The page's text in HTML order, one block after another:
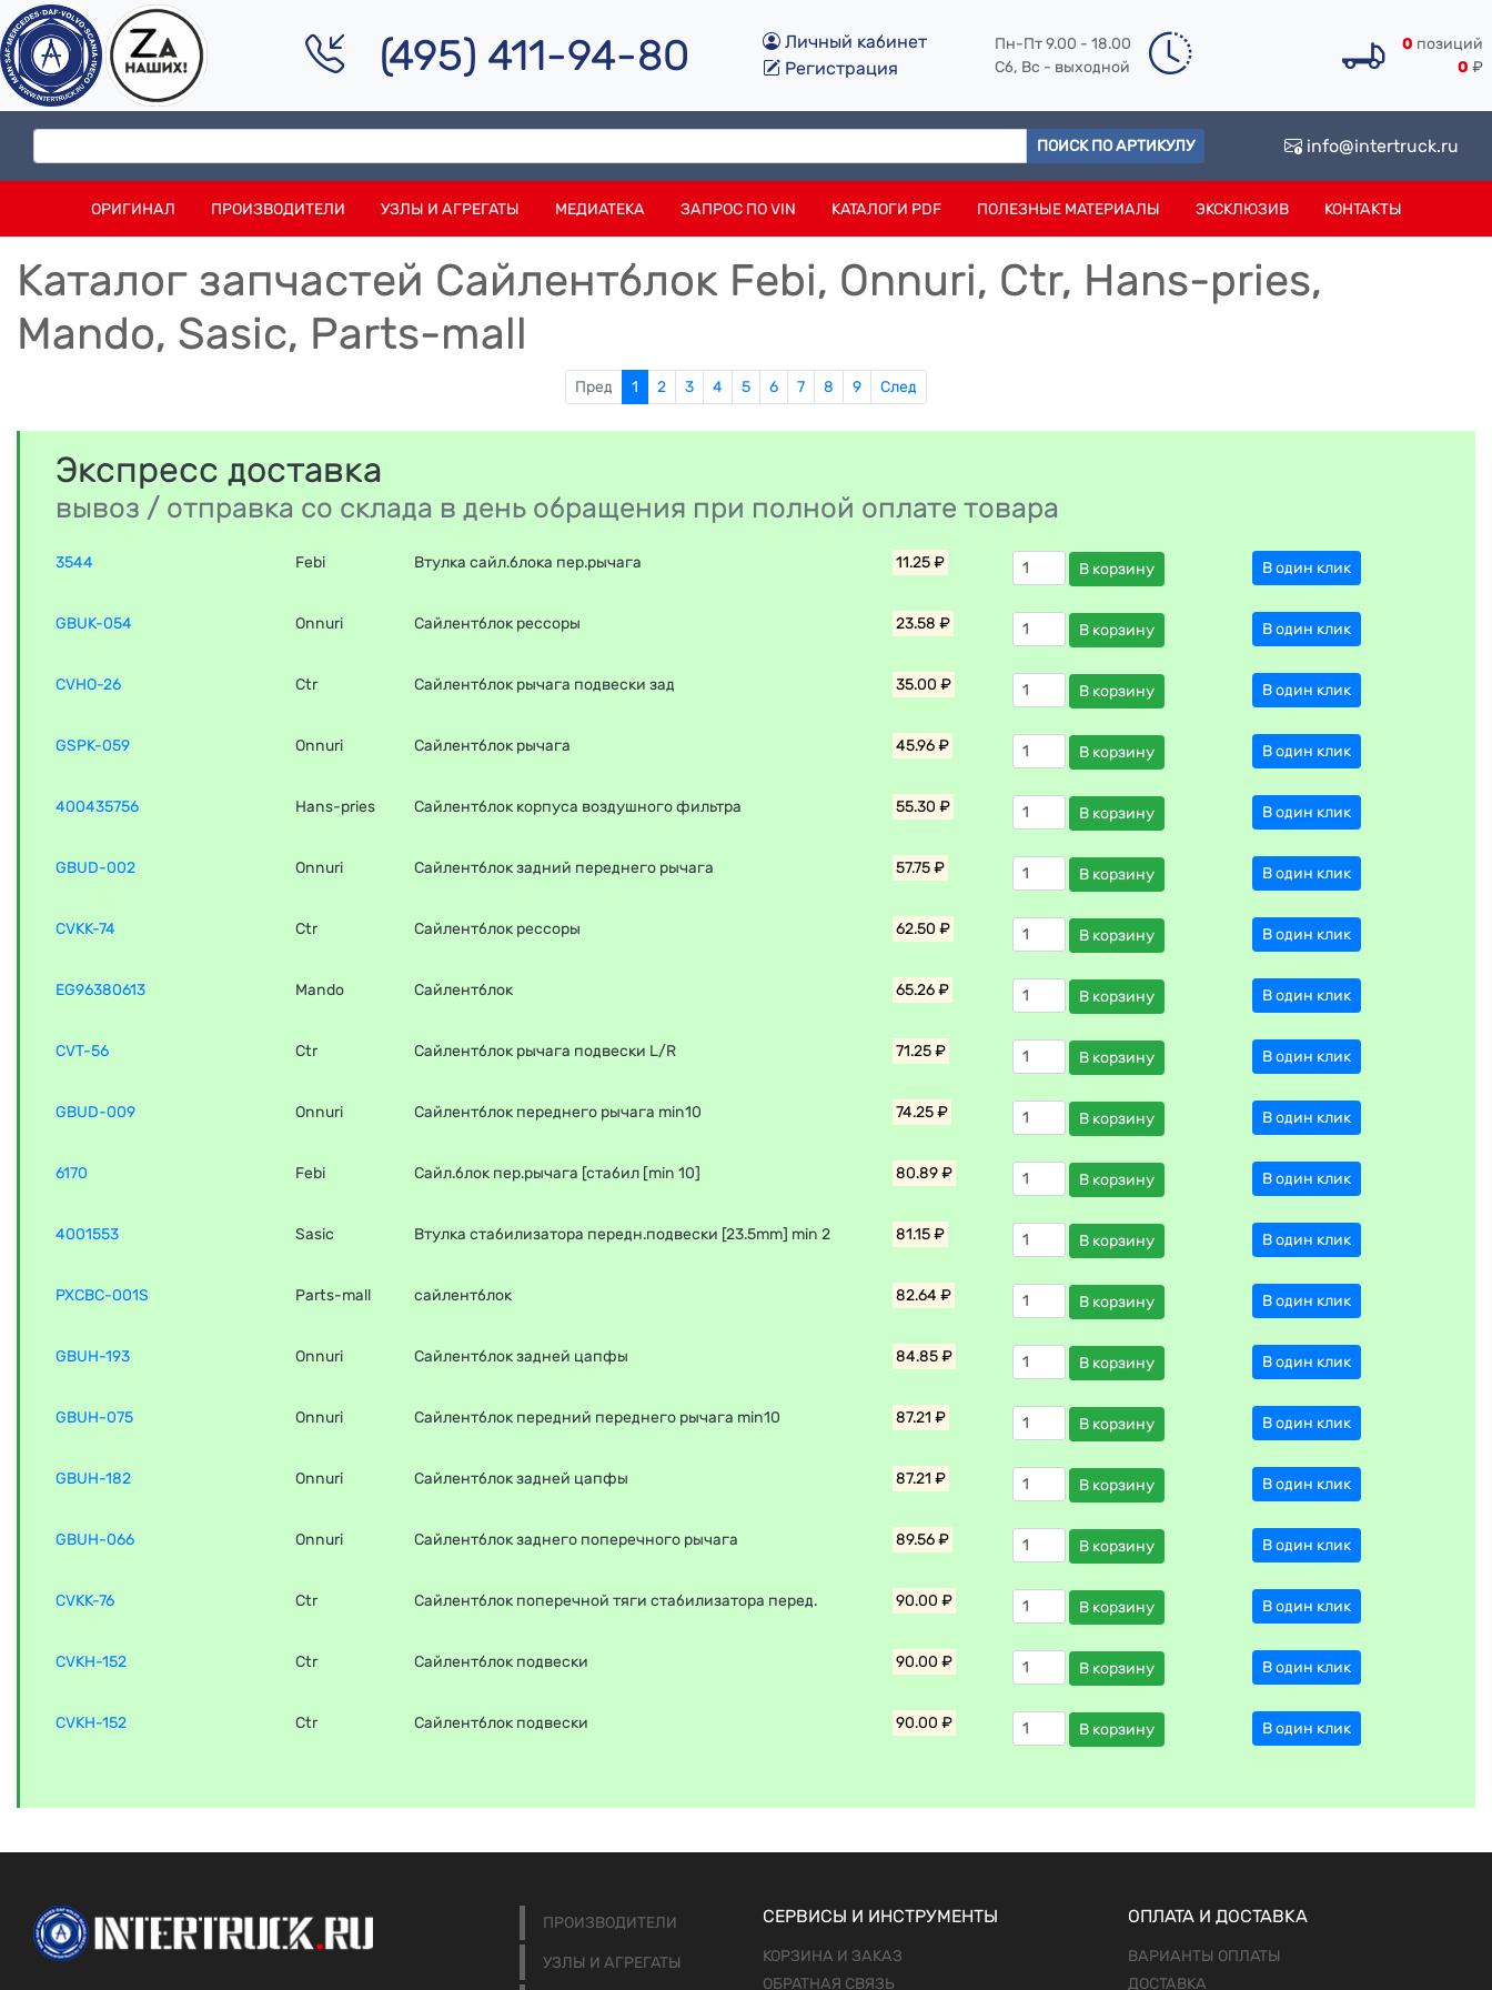
(495) 411-94-80
Личный кабинет
Регистрация
Пн-Пт 9.00 - 18.00
Сб, Вс - выходной
0 позиций
0 ₽
ПОИСК ПО АРТИКУЛУ info@intertruck.ru
ОРИГИНАЛ ПРОИЗВОДИТЕЛИ УЗЛЫ И АГРЕГАТЫ МЕДИАТЕКА ЗАПРОС ПО VIN КАТАЛОГИ PDF ПОЛЕЗНЫЕ МАТЕРИАЛЫ ЭКСКЛЮЗИВ КОНТАКТЫ
Каталог запчастей Сайлентблок Febi, Onnuri, Ctr, Hans-pries,
Mando, Sasic, Parts-mall
Пред 1 2 3 4 5 6 7 8 9 След
Экспресс доставка
вывоз / отправка со склада в день обращения при полной оплате товара
3544 Febi Втулка сайл.блока пер.рычага 11.25 ₽ В корзину В один клик
GBUK-054 Onnuri Сайлентблок рессоры 23.58 ₽ В корзину В один клик
CVHO-26 Ctr Сайлентблок рычага подвески зад 35.00 ₽ В корзину В один клик
GSPK-059 Onnuri Сайлентблок рычага 45.96 ₽ В корзину В один клик
400435756 Hans-pries Сайлентблок корпуса воздушного фильтра 55.30 ₽ В корзину В один клик
GBUD-002 Onnuri Сайлентблок задний переднего рычага 57.75 ₽ В корзину В один клик
CVKK-74 Ctr Сайлентблок рессоры 62.50 ₽ В корзину В один клик
EG96380613 Mando Сайлентблок 65.26 ₽ В корзину В один клик
CVT-56 Ctr Сайлентблок рычага подвески L/R 71.25 ₽ В корзину В один клик
GBUD-009 Onnuri Сайлентблок переднего рычага min10 74.25 ₽ В корзину В один клик
6170 Febi Сайл.блок пер.рычага [стабил [min 10] 80.89 ₽ В корзину В один клик
4001553 Sasic Втулка стабилизатора передн.подвески [23.5mm] min 2 81.15 ₽ В корзину В один клик
PXCBC-001S Parts-mall сайлентблок 82.64 ₽ В корзину В один клик
GBUH-193 Onnuri Сайлентблок задней цапфы 84.85 ₽ В корзину В один клик
GBUH-075 Onnuri Сайлентблок передний переднего рычага min10 87.21 ₽ В корзину В один клик
GBUH-182 Onnuri Сайлентблок задней цапфы 87.21 ₽ В корзину В один клик
GBUH-066 Onnuri Сайлентблок заднего поперечного рычага 89.56 ₽ В корзину В один клик
CVKK-76 Ctr Сайлентблок поперечной тяги стабилизатора перед. 90.00 ₽ В корзину В один клик
CVKH-152 Ctr Сайлентблок подвески 90.00 ₽ В корзину В один клик
CVKH-152 Ctr Сайлентблок подвески 90.00 ₽ В корзину В один клик
ПРОИЗВОДИТЕЛИ
УЗЛЫ И АГРЕГАТЫ
СЕРВИСЫ И ИНСТРУМЕНТЫ
КОРЗИНА И ЗАКАЗ
ОБРАТНАЯ СВЯЗЬ
ОПЛАТА И ДОСТАВКА
ВАРИАНТЫ ОПЛАТЫ
ДОСТАВКА